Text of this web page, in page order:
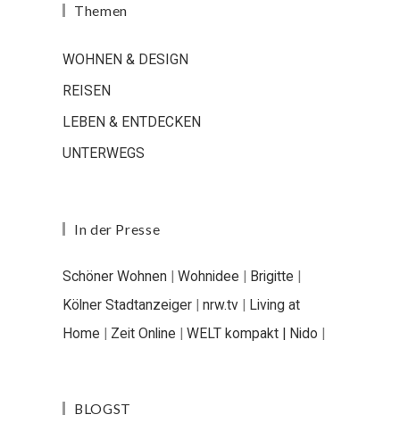
Themen
WOHNEN & DESIGN
REISEN
LEBEN & ENTDECKEN
UNTERWEGS
In der Presse
Schöner Wohnen | Wohnidee | Brigitte |
Kölner Stadtanzeiger | nrw.tv | Living at
Home | Zeit Online | WELT kompakt | Nido |
BLOGST